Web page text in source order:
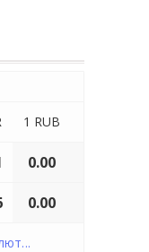
1 RUB
0.00
0.00